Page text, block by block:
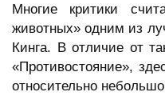
Многие критики
животных» одним из
Кинга. В отличие от
«Противостояние»,
относительно